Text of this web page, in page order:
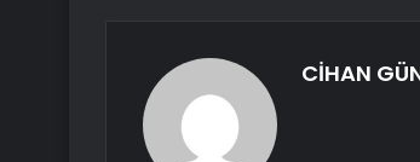
CİHAN